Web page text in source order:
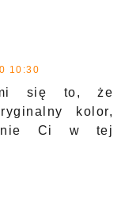
10:30
mi się to, że
kolor,
Ci w tej